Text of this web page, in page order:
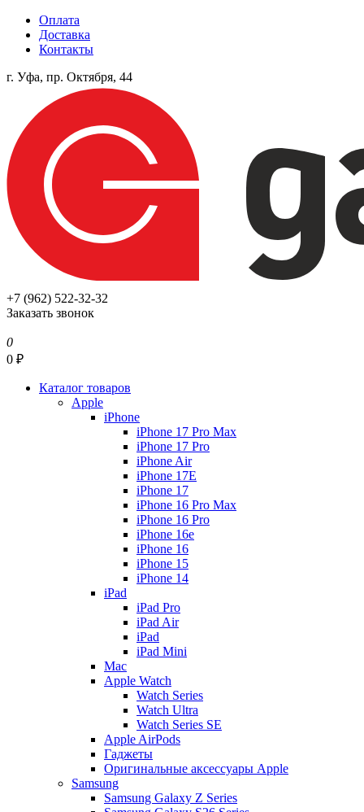
Оплата
Доставка
Контакты
г. Уфа, пр. Октября, 44
+7 (962) 522-32-32
Заказать звонок
0
0 ₽
Каталог товаров
Apple
iPhone
iPhone 17 Pro Max
iPhone 17 Pro
iPhone Air
iPhone 17E
iPhone 17
iPhone 16 Pro Max
iPhone 16 Pro
iPhone 16e
iPhone 16
iPhone 15
iPhone 14
iPad
iPad Pro
iPad Air
iPad
iPad Mini
Mac
Apple Watch
Watch Series
Watch Ultra
Watch Series SE
Apple AirPods
Гаджеты
Оригинальные аксессуары Apple
Samsung
Samsung Galaxy Z Series